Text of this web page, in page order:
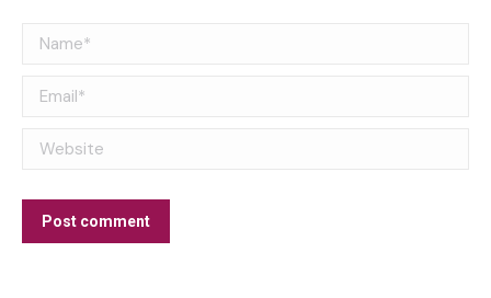
Name *
Email *
Website
Post comment